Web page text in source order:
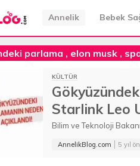
Annelik Bebek
parlama , elon musk ,
KÜLTÜR
Starlink Leo
Bilim ve Teknoloji
AnnelikBlog.com 5 yıl